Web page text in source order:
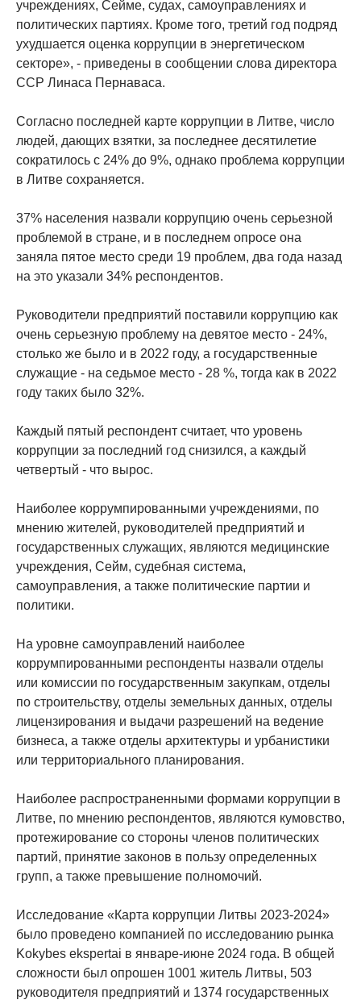
учреждениях, Сейме, судах, самоуправлениях и
политических партиях. Кроме того, третий год подряд
ухудшается оценка коррупции в энергетическом
секторе», - приведены в сообщении слова директора
ССР Линаса Пернаваса.
Согласно последней карте коррупции в Литве, число
людей, дающих взятки, за последнее десятилетие
сократилось с 24% до 9%, однако проблема коррупции
в Литве сохраняется.
37% населения назвали коррупцию очень серьезной
проблемой в стране, и в последнем опросе она
заняла пятое место среди 19 проблем, два года назад
на это указали 34% респондентов.
Руководители предприятий поставили коррупцию как
очень серьезную проблему на девятое место - 24%,
столько же было и в 2022 году, а государственные
служащие - на седьмое место - 28 %, тогда как в 2022
году таких было 32%.
Каждый пятый респондент считает, что уровень
коррупции за последний год снизился, а каждый
четвертый - что вырос.
Наиболее коррумпированными учреждениями, по
мнению жителей, руководителей предприятий и
государственных служащих, являются медицинские
учреждения, Сейм, судебная система,
самоуправления, а также политические партии и
политики.
На уровне самоуправлений наиболее
коррумпированными респонденты назвали отделы
или комиссии по государственным закупкам, отделы
по строительству, отделы земельных данных, отделы
лицензирования и выдачи разрешений на ведение
бизнеса, а также отделы архитектуры и урбанистики
или территориального планирования.
Наиболее распространенными формами коррупции в
Литве, по мнению респондентов, являются кумовство,
протежирование со стороны членов политических
партий, принятие законов в пользу определенных
групп, а также превышение полномочий.
Исследование «Карта коррупции Литвы 2023-2024»
было проведено компанией по исследованию рынка
Kokybes ekspertai в январе-июне 2024 года. В общей
сложности был опрошен 1001 житель Литвы, 503
руководителя предприятий и 1374 государственных